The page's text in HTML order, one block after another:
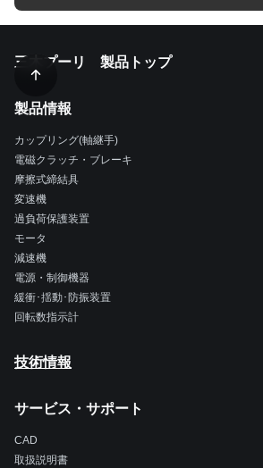
三木プーリ 製品トップ
製品情報
カップリング(軸継手)
電磁クラッチ・ブレーキ
摩擦式締結具
変速機
過負荷保護装置
モータ
減速機
電源・制御機器
緩衝･揺動･防振装置
回転数指示計
技術情報
サービス・サポート
CAD
取扱説明書